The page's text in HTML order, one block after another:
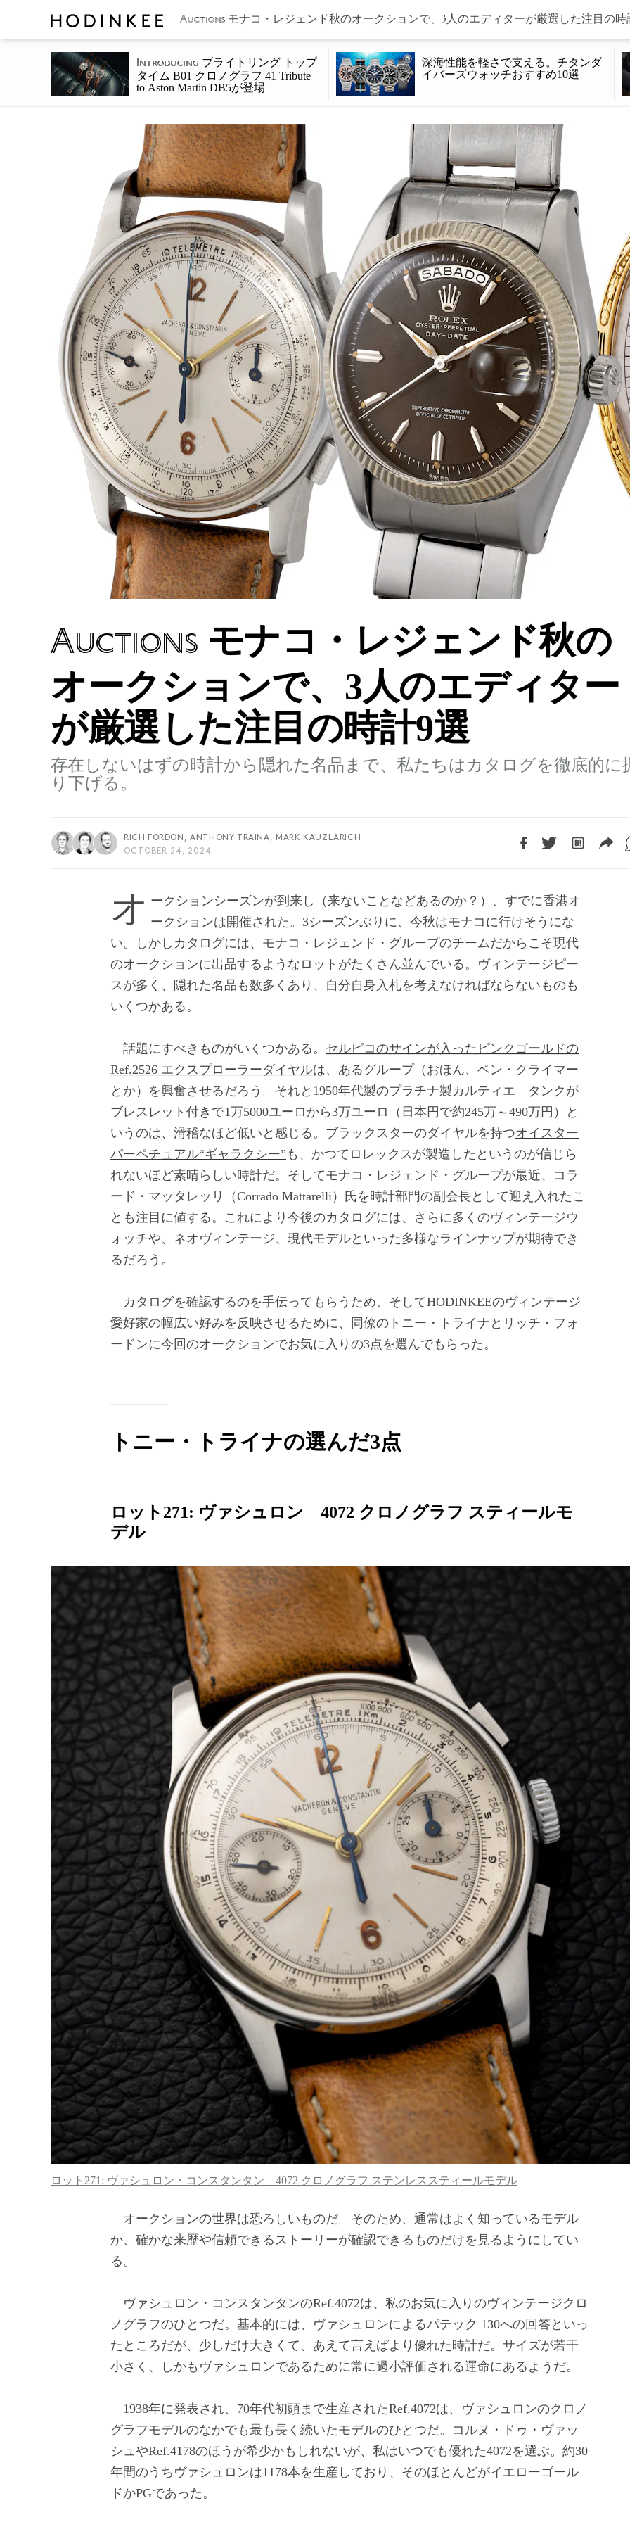
Auctions モナコ・レジェンド秋のオークションで、3人のエディターが厳選した注目の時
Introducing ブライトリング トップ
タイム B01 クロノグラフ 41 Tribute
to Aston Martin DB5が登場
深海性能を軽さで支える。チタンダ
イバーズウォッチおすすめ10選
Auctions モナコ・レジェンド秋の
オークションで、3人のエディター
が厳選した注目の時計9選
存在しないはずの時計から隠れた名品まで、私たちはカタログを徹底的に
り下げる。
RICH FORDON, ANTHONY TRAINA, MARK KAUZLARICH
OCTOBER 24, 2024
オークションシーズンが到来し（来ないことなどあるのか？）、すでに香港オ ークションは開催された。3シーズンぶりに、今秋はモナコに行けそうにな
い。しかしカタログには、モナコ・レジェンド・グループのチームだからこそ現代
のオークションに出品するようなロットがたくさん並んでいる。ヴィンテージピー
スが多く、隠れた名品も数多くあり、自分自身入札を考えなければならないものも
いくつかある。
話題にすべきものがいくつかある。 セルピコのサインが入ったピンクゴールドの
Ref.2526 エクスプローラーダイヤルは、あるグループ（おほん、ベン・クライマー
とか）を興奮させるだろう。それと1950年代製のプラチナ製カルティエ タンクが
ブレスレット付きで1万5000ユーロから3万ユーロ（日本円で約245万～490万円）と
いうのは、滑稽なほど低いと感じる。ブラックスターのダイヤルを持つオイスター
パーペチュアル“ギャラクシー” も、かつてロレックスが製造したというのが信じら
れないほど素晴らしい時計だ。そしてモナコ・レジェンド・グループが最近、コラ
ード・マッタレッリ（Corrado Mattarelli）氏を時計部門の副会長として迎え入れたこ
とも注目に値する。これにより今後のカタログには、さらに多くのヴィンテージウ
ォッチや、ネオヴィンテージ、現代モデルといった多様なラインナップが期待でき
るだろう。
カタログを確認するのを手伝ってもらうため、そしてHODINKEEのヴィンテージ
愛好家の幅広い好みを反映させるために、同僚のトニー・トライナとリッチ・フォ
ードンに今回のオークションでお気に入りの3点を選んでもらった。
トニー・トライナの選んだ3点
ロット271: ヴァシュロン 4072 クロノグラフ スティールモ
デル
ロット271: ヴァシュロン・コンスタンタン 4072 クロノグラフ ステンレススティールモデル
オークションの世界は恐ろしいものだ。そのため、通常はよく知っているモデル
か、確かな来歴や信頼できるストーリーが確認できるものだけを見るようにしてい
る。
ヴァシュロン・コンスタンタンのRef.4072は、私のお気に入りのヴィンテージクロ
ノグラフのひとつだ。基本的には、ヴァシュロンによるパテック 130への回答といっ
たところだが、少しだけ大きくて、あえて言えばより優れた時計だ。サイズが若干
小さく、しかもヴァシュロンであるために常に過小評価される運命にあるようだ。
1938年に発表され、70年代初頭まで生産されたRef.4072は、ヴァシュロンのクロノ
グラフモデルのなかでも最も長く続いたモデルのひとつだ。コルヌ・ドゥ・ヴァッ
シュやRef.4178のほうが希少かもしれないが、私はいつでも優れた4072を選ぶ。約30
年間のうちヴァシュロンは1178本を生産しており、そのほとんどがイエローゴール
ドかPGであった。